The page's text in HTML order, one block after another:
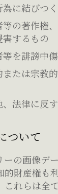
為に結びつ
の著作権
するもの
等を誹謗中
または宗教
、法律に反
ついて
ーの画像デ
的財産権も
これらは全